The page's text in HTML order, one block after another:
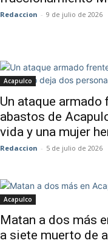
Redaccion - 9 de julio de 2026
Acapulco
Un ataque
abastos de
vida y una mujer
Redaccion - 5 de julio de 2026
Acapulco
Matan a dos más
a siete muerto de